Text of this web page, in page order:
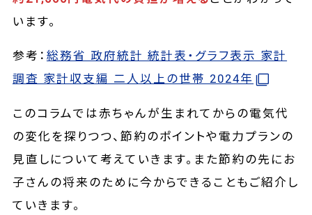
います。
参考： 総務省 政府統計 統計表・グラフ表示 家計
調査 家計収支編 二人以上の世帯 2024年
このコラムでは赤ちゃんが生まれてからの電気代
の変化を探りつつ、節約のポイントや電力プランの
見直しについて考えていきます。また節約の先にお
子さんの将来のために今からできることもご紹介し
ていきます。